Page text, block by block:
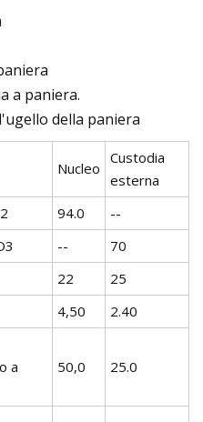
a paniera.
della paniera
Nucleo
Custodia
esterna
94.0
--
--
70
22
25
4,50 2.40
a
50,0 25.0